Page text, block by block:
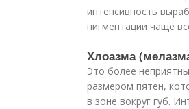
интенсивность
пигментации чаще
Хлоазма
Это более
размером пятен,
в зоне вокруг губ.